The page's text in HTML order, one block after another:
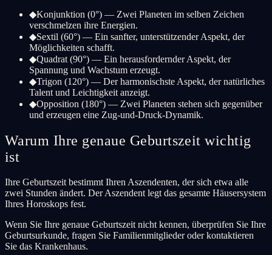
◆Konjunktion (0°) — Zwei Planeten im selben Zeichen
verschmelzen ihre Energien.
◆Sextil (60°) — Ein sanfter, unterstützender Aspekt, der
Möglichkeiten schafft.
◆Quadrat (90°) — Ein herausfordernder Aspekt, der
Spannung und Wachstum erzeugt.
◆Trigon (120°) — Der harmonischste Aspekt, der natürliches
Talent und Leichtigkeit anzeigt.
◆Opposition (180°) — Zwei Planeten stehen sich gegenüber
und erzeugen eine Zug-und-Druck-Dynamik.
Warum Ihre genaue Geburtszeit wichtig
ist
Ihre Geburtszeit bestimmt Ihren Aszendenten, der sich etwa alle
zwei Stunden ändert. Der Aszendent legt das gesamte Häusersystem
Ihres Horoskops fest.
Wenn Sie Ihre genaue Geburtszeit nicht kennen, überprüfen Sie Ihre
Geburtsurkunde, fragen Sie Familienmitglieder oder kontaktieren
Sie das Krankenhaus.